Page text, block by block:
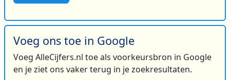
Voeg ons toe in Google
Voeg AlleCijfers.nl toe als voorkeursbron in Google
en je ziet ons vaker terug in je zoekresultaten.